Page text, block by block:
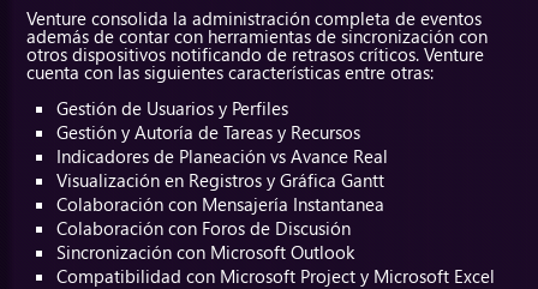
Venture consolida la administración completa de eventos
además de contar con herramientas de sincronización con
otros dispositivos notificando de retrasos críticos. Venture
cuenta con las siguientes características entre otras:
Gestión de Usuarios y Perfiles
Gestión y Autoría de Tareas y Recursos
Indicadores de Planeación vs Avance Real
Visualización en Registros y Gráfica Gantt
Colaboración con Mensajería Instantanea
Colaboración con Foros de Discusión
Sincronización con Microsoft Outlook
Compatibilidad con Microsoft Project y Microsoft Excel